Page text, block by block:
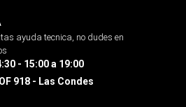
ayuda tecnica, no dudes en
- 15:00 a 19:00
918 - Las Condes